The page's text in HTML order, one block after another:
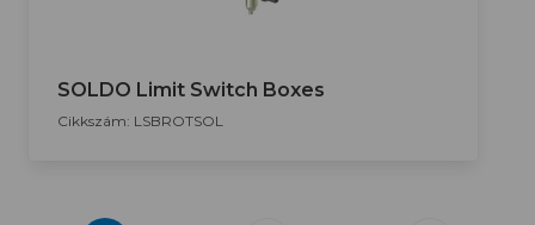
SOLDO Limit Switch Boxes
Cikkszám: LSBROTSOL